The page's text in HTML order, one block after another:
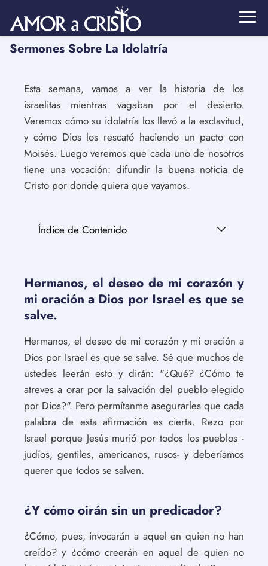
Sermones Sobre La Idolatría
Esta semana, vamos a ver la historia de los
israelitas mientras vagaban por el desierto.
Veremos cómo su idolatría los llevó a la esclavitud,
y cómo Dios los rescató haciendo un pacto con
Moisés. Luego veremos que cada uno de nosotros
tiene una vocación: difundir la buena noticia de
Cristo por donde quiera que vayamos.
Índice de Contenido
Hermanos, el deseo de mi corazón y
mi oración a Dios por Israel es que se
salve.
Hermanos, el deseo de mi corazón y mi oración a
Dios por Israel es que se salve. Sé que muchos de
ustedes leerán esto y dirán: "¿Qué? ¿Cómo te
atreves a orar por la salvación del pueblo elegido
por Dios?". Pero permítanme asegurarles que cada
palabra de esta afirmación es cierta. Rezo por
Israel porque Jesús murió por todos los pueblos -
judíos, gentiles, americanos, rusos- y deberíamos
querer que todos se salven.
¿Y cómo oirán sin un predicador?
¿Cómo, pues, invocarán a aquel en quien no han
creído? y ¿cómo creerán en aquel de quien no